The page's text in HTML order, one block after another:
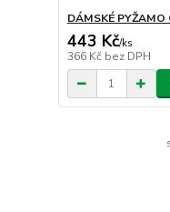
DÁMSKÉ PYŽAMO
443 Kč/ks
366 Kč bez DPH